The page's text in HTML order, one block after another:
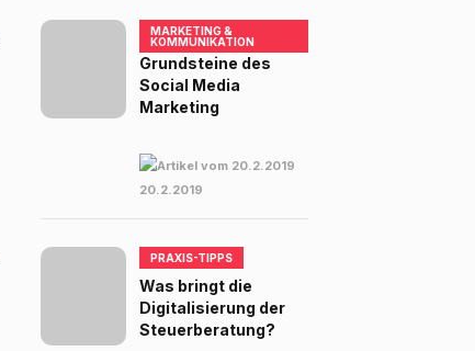
MARKETING &
KOMMUNIKATION
Grundsteine des
Social Media
Marketing
20.2.2019
PRAXIS-TIPPS
Was bringt die
Digitalisierung der
Steuerberatung?